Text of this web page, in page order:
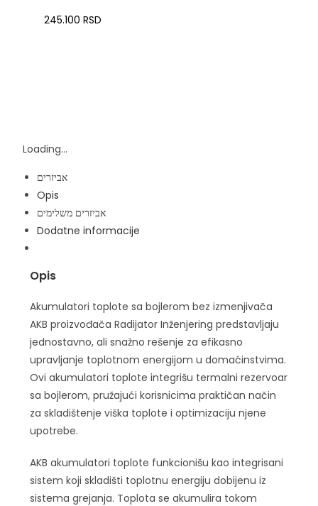
245.100RSD
Loading...
אביזרים
Opis
אביזרים משלימים
Dodatne informacije
Opis
Akumulatori toplote sa bojlerom bez izmenjivača
AKB proizvođača Radijator Inženjering predstavljaju
jednostavno, ali snažno rešenje za efikasno
upravljanje toplotnom energijom u domaćinstvima.
Ovi akumulatori toplote integrišu termalni rezervoar
sa bojlerom, pružajući korisnicima praktičan način
za skladištenje viška toplote i optimizaciju njene
upotrebe.
AKB akumulatori toplote funkcionišu kao integrisani
sistem koji skladišti toplotnu energiju dobijenu iz
sistema grejanja. Toplota se akumulira tokom